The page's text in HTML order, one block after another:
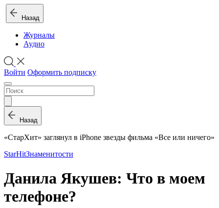
Назад
Журналы
Аудио
Войти Оформить подписку
Назад
«СтарХит» заглянул в iPhone звезды фильма «Все или ничего»
StarHitЗнаменитости
Данила Якушев: Что в моем
телефоне?